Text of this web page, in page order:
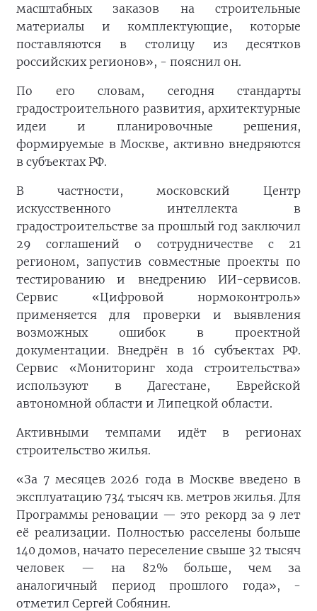
масштабных заказов на строительные
материалы и комплектующие, которые
поставляются в столицу из десятков
российских регионов», - пояснил он.
По его словам, сегодня стандарты
градостроительного развития, архитектурные
идеи и планировочные решения,
формируемые в Москве, активно внедряются
в субъектах РФ.
В частности, московский Центр
искусственного интеллекта в
градостроительстве за прошлый год заключил
29 соглашений о сотрудничестве с 21
регионом, запустив совместные проекты по
тестированию и внедрению ИИ-сервисов.
Сервис «Цифровой нормоконтроль»
применяется для проверки и выявления
возможных ошибок в проектной
документации. Внедрён в 16 субъектах РФ.
Сервис «Мониторинг хода строительства»
используют в Дагестане, Еврейской
автономной области и Липецкой области.
Активными темпами идёт в регионах
строительство жилья.
«За 7 месяцев 2026 года в Москве введено в
эксплуатацию 734 тысяч кв. метров жилья. Для
Программы реновации — это рекорд за 9 лет
её реализации. Полностью расселены больше
140 домов, начато переселение свыше 32 тысяч
человек — на 82% больше, чем за
аналогичный период прошлого года», -
отметил Сергей Собянин.